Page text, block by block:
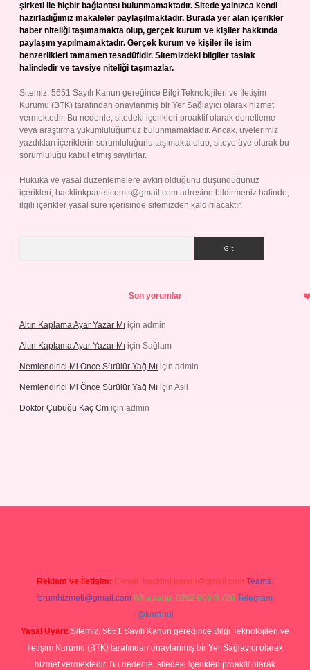
şirketi ile hiçbir bağlantısı bulunmamaktadır. Sitede yalnızca kendi
hazırladığımız makaleler paylaşılmaktadır. Burada yer alan içerikler
haber niteliği taşımamakta olup, gerçek kurum ve kişiler hakkında
paylaşım yapılmamaktadır. Gerçek kurum ve kişiler ile isim
benzerlikleri tamamen tesadüfidir. Sitemizdeki bilgiler taslak
halindedir ve tavsiye niteliği taşımazlar.
Sitemiz, 5651 Sayılı Kanun gereğince Bilgi Teknolojileri ve İletişim
Kurumu (BTK) tarafından onaylanmış bir Yer Sağlayıcı olarak hizmet
vermektedir. Bu nedenle, sitedeki içerikleri proaktif olarak denetleme
veya araştırma yükümlülüğümüz bulunmamaktadır. Ancak, üyelerimiz
yazdıkları içeriklerin sorumluluğunu taşımakta olup, siteye üye olarak bu
sorumluluğu kabul etmiş sayılırlar.
Hukuka ve yasal düzenlemelere aykırı olduğunu düşündüğünüz
içerikleri, backlinkpanelicomtr@gmail.com adresine bildirmeniz halinde,
ilgili içerikler yasal süre içerisinde sitemizden kaldırılacaktır.
Son yorumlar
Altın Kaplama Ayar Yazar Mı için admin
Altın Kaplama Ayar Yazar Mı için Sağlam
Nemlendirici Mi Önce Sürülür Yağ Mı için admin
Nemlendirici Mi Önce Sürülür Yağ Mı için Asil
Doktor Çubuğu Kaç Cm için admin
Reklam ve İletişim: E-mail: backlinkpaneli@gmail.com Teams:
forumhizmeti@gmail.com Whatsapp: 0262 606 0 726 Telegram:
@karabul
Yasal Uyarı: Sitemiz, 5651 Sayılı Kanun gereğince Bilgi Teknolojileri ve
İletişim Kurumu (BTK) tarafından onaylanmış bir Yer Sağlayıcı olarak
hizmet vermektedir. Bu nedenle, sitedeki içerikleri proaktif olarak